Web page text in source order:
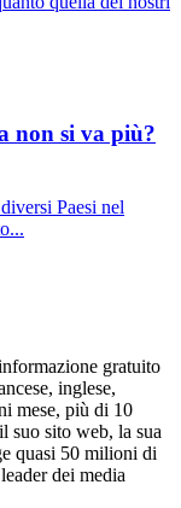
non si va più?
Paesi nel
gratuito
inglese,
mese, più di 10
suo sito web, la sua
quasi 50 milioni di
dei media